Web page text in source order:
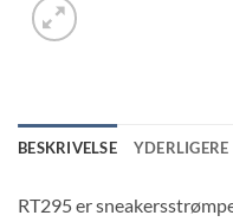
BESKRIVELSE
RT295 er